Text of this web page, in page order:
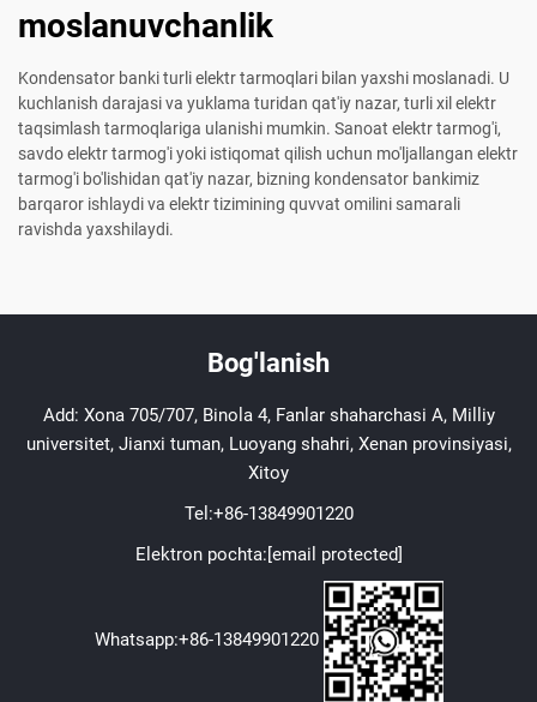
moslanuvchanlik
Kondensator banki turli elektr tarmoqlari bilan yaxshi moslanadi. U
kuchlanish darajasi va yuklama turidan qat'iy nazar, turli xil elektr
taqsimlash tarmoqlariga ulanishi mumkin. Sanoat elektr tarmog'i,
savdo elektr tarmog'i yoki istiqomat qilish uchun mo'ljallangan elektr
tarmog'i bo'lishidan qat'iy nazar, bizning kondensator bankimiz
barqaror ishlaydi va elektr tizimining quvvat omilini samarali
ravishda yaxshilaydi.
Bog'lanish
Add: Xona 705/707, Binola 4, Fanlar shaharchasi A, Milliy
universitet, Jianxi tuman, Luoyang shahri, Xenan provinsiyasi,
Xitoy
Tel:+86-13849901220
Elektron pochta:[email protected]
Whatsapp:+86-13849901220